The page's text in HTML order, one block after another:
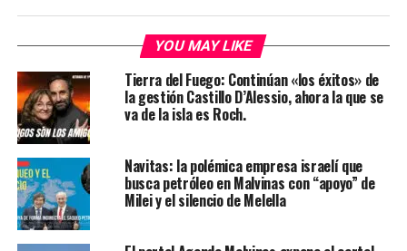
YOU MAY LIKE
Tierra del Fuego: Continúan «los éxitos» de
la gestión Castillo D’Alessio, ahora la que se
va de la isla es Roch.
Navitas: la polémica empresa israelí que
busca petróleo en Malvinas con “apoyo” de
Milei y el silencio de Melella